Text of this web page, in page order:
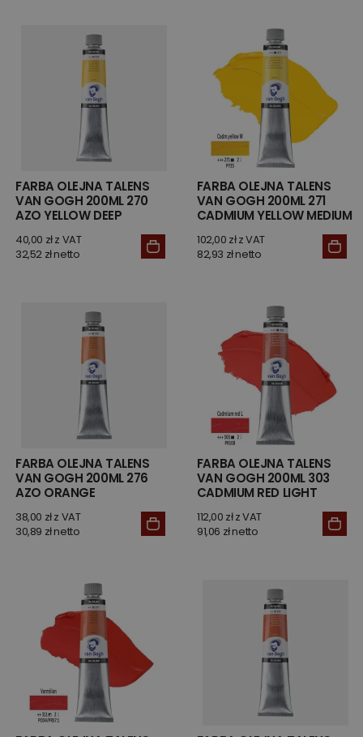
FARBA OLEJNA TALENS
VAN GOGH 200ML 270
AZO YELLOW DEEP
40,00 zł z VAT
32,52 zł netto
FARBA OLEJNA TALENS
VAN GOGH 200ML 271
CADMIUM YELLOW MEDIUM
102,00 zł z VAT
82,93 zł netto
FARBA OLEJNA TALENS
VAN GOGH 200ML 276
AZO ORANGE
38,00 zł z VAT
30,89 zł netto
FARBA OLEJNA TALENS
VAN GOGH 200ML 303
CADMIUM RED LIGHT
112,00 zł z VAT
91,06 zł netto